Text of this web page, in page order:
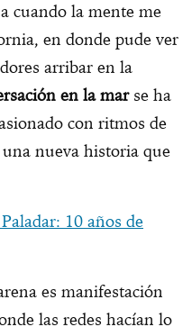
cuando la mente me
en donde pude ver
arribar en la
en la marse ha
con ritmos de
una nueva historia que
10 años de
es manifestación
las redes hacían lo